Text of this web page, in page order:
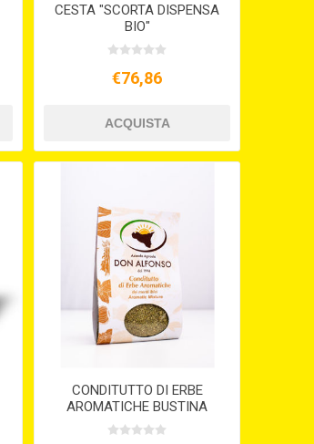
CESTA "SCORTA DISPENSA
BIO"
€76,86
CONDITUTTO DI ERBE
AROMATICHE BUSTINA
GR.25